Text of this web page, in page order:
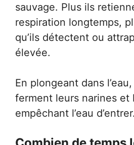
sauvage. Plus ils
respiration longtemps,
qu’ils détectent ou
élevée.
En plongeant dans
ferment leurs narines et
empêchant l’eau d’entrer.